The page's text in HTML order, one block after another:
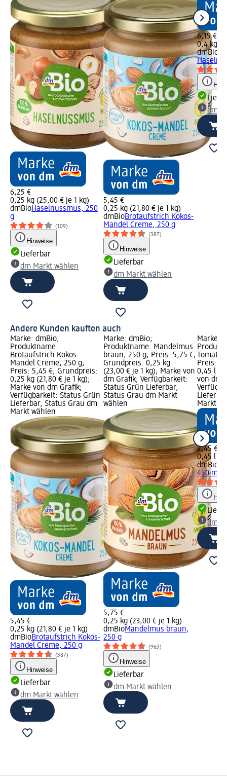
6,25 €
0,25 kg (25,00 € je 1 kg)
dmBioHaselnussmus, 250
g
(109)
Hinweise
Lieferbar
dm Markt wählen
5,45 €
0,25 kg (21,80 € je 1 kg)
dmBioBrotaufstrich Kokos-
Mandel Creme, 250 g
(387)
Hinweise
Lieferbar
dm Markt wählen
6,15 €
0,4 kg
dmBio
dm
Andere Kunden kauften auch
Marke: dmBio;
Produktname:
Brotaufstrich Kokos-
Mandel Creme, 250 g;
Preis: 5,45 €; Grundpreis:
0,25 kg (21,80 € je 1 kg);
Marke von dm Grafik;
Verfügbarkeit: Status Grün
Lieferbar, Status Grau dm
Markt wählen
5,45 €
0,25 kg (21,80 € je 1 kg)
dmBioBrotaufstrich Kokos-
Mandel Creme, 250 g
(387)
Hinweise
Lieferbar
dm Markt wählen
Marke: dmBio;
Produktname: Mandelmus
braun, 250 g; Preis: 5,75 €;
Grundpreis: 0,25 kg
(23,00 € je 1 kg); Marke von
dm Grafik; Verfügbarkeit:
Status Grün Lieferbar,
Status Grau dm Markt
wählen
5,75 €
0,25 kg (23,00 € je 1 kg)
dmBioMandelmus braun,
250 g
(963)
Hinweise
Lieferbar
dm Markt wählen
Marke:
Preis:
0,45 l
von dm
Markt
2,45 €
0,45 l
dmBio
450 ml
dm